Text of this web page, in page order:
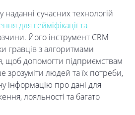
наданні сучасних технологій
для гейміфікації та
Його інструмент CRM
гравців з алгоритмами
щоб допомогти підприємствам
зрозуміти людей та їх потреби,
інформацію про дані для
лояльності та багато